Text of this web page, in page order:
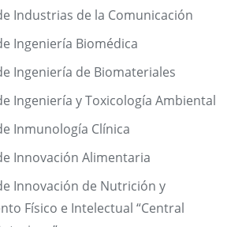
Industrias de la Comunicación
Ingeniería Biomédica
Ingeniería de Biomateriales
Ingeniería y Toxicología Ambiental
Inmunología Clínica
Innovación Alimentaria
Innovación de Nutrición y
Físico e Intelectual “Central